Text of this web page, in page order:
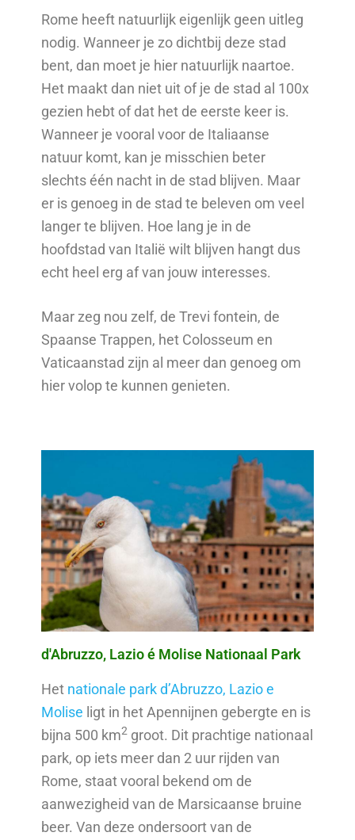
Rome heeft natuurlijk eigenlijk geen uitleg
nodig. Wanneer je zo dichtbij deze stad
bent, dan moet je hier natuurlijk naartoe.
Het maakt dan niet uit of je de stad al 100x
gezien hebt of dat het de eerste keer is.
Wanneer je vooral voor de Italiaanse
natuur komt, kan je misschien beter
slechts één nacht in de stad blijven. Maar
er is genoeg in de stad te beleven om veel
langer te blijven. Hoe lang je in de
hoofdstad van Italië wilt blijven hangt dus
echt heel erg af van jouw interesses.
Maar zeg nou zelf, de Trevi fontein, de
Spaanse Trappen, het Colosseum en
Vaticaanstad zijn al meer dan genoeg om
hier volop te kunnen genieten.
d'Abruzzo, Lazio é Molise Nationaal Park
Het nationale park d’Abruzzo, Lazio e
Molise ligt in het Apennijnen gebergte en is
bijna 500 km2 groot. Dit prachtige nationaal
park, op iets meer dan 2 uur rijden van
Rome, staat vooral bekend om de
aanwezigheid van de Marsicaanse bruine
beer. Van deze ondersoort van de